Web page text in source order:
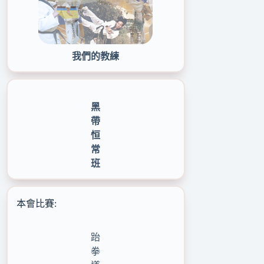
我們的教練
黑
帶
恒
常
班
本會比賽:
跆
拳